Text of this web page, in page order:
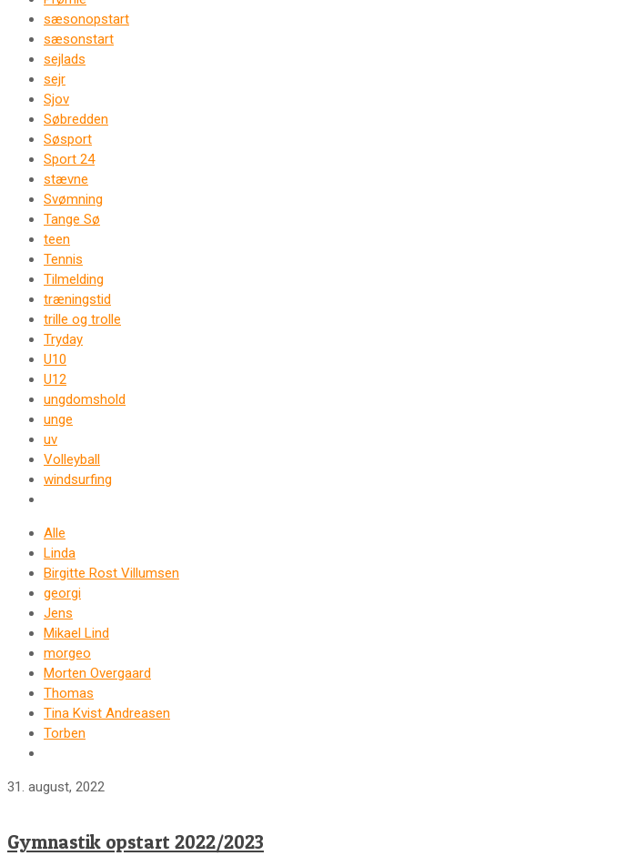
sæsonopstart
sæsonstart
sejlads
sejr
Sjov
Søbredden
Søsport
Sport 24
stævne
Svømning
Tange Sø
teen
Tennis
Tilmelding
træningstid
trille og trolle
Tryday
U10
U12
ungdomshold
unge
uv
Volleyball
windsurfing
Alle
Linda
Birgitte Rost Villumsen
georgi
Jens
Mikael Lind
morgeo
Morten Overgaard
Thomas
Tina Kvist Andreasen
Torben
31. august, 2022
Gymnastik opstart 2022/2023